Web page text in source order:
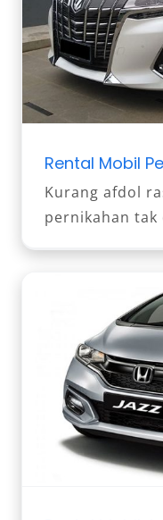
Rental Mobil
Kurang afdol
pernikahan